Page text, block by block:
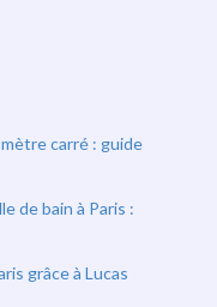
carré : guide
de bain à Paris :
grâce à Lucas